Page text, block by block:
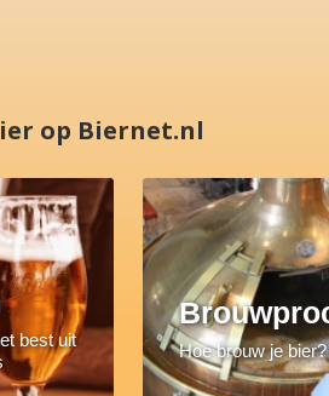
op Biernet.nl
best uit
Hoe brouw je bier?